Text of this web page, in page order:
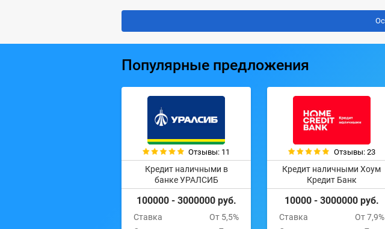
Популярные предложения
Отзывы: 11
Кредит наличными в
банке УРАЛСИБ
100000 - 3000000 руб.
Ставка
От 5,5%
Отзывы: 23
Кредит наличными Хоум
Кредит Банк
10000 - 3000000 руб.
Ставка
От 7,9%